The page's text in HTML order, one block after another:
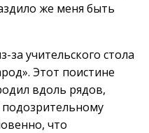
же меня быть
за учительского стола
Этот поистине
вдоль рядов,
подозрительному
что